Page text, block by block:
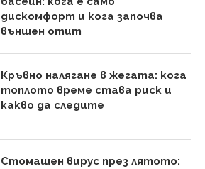
дискомфорт и кога започва
външен отит
Кръвно налягане в жегата: кога
топлото време става риск и
какво да следите
Стомашен вирус през лятото: